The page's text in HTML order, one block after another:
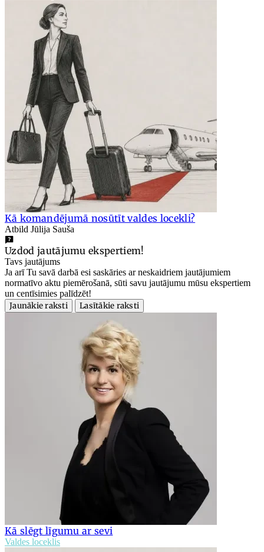
Kā komandējumā nosūtīt valdes locekli?
Atbild Jūlija Sauša
Uzdod jautājumu ekspertiem!
Tavs jautājums
Ja arī Tu savā darbā esi saskāries ar neskaidriem jautājumiem
normatīvo aktu piemērošanā, sūti savu jautājumu mūsu ekspertiem
un centīsimies palīdzēt!
Jaunākie raksti
Lasītākie raksti
Kā slēgt līgumu ar sevi
Valdes loceklis